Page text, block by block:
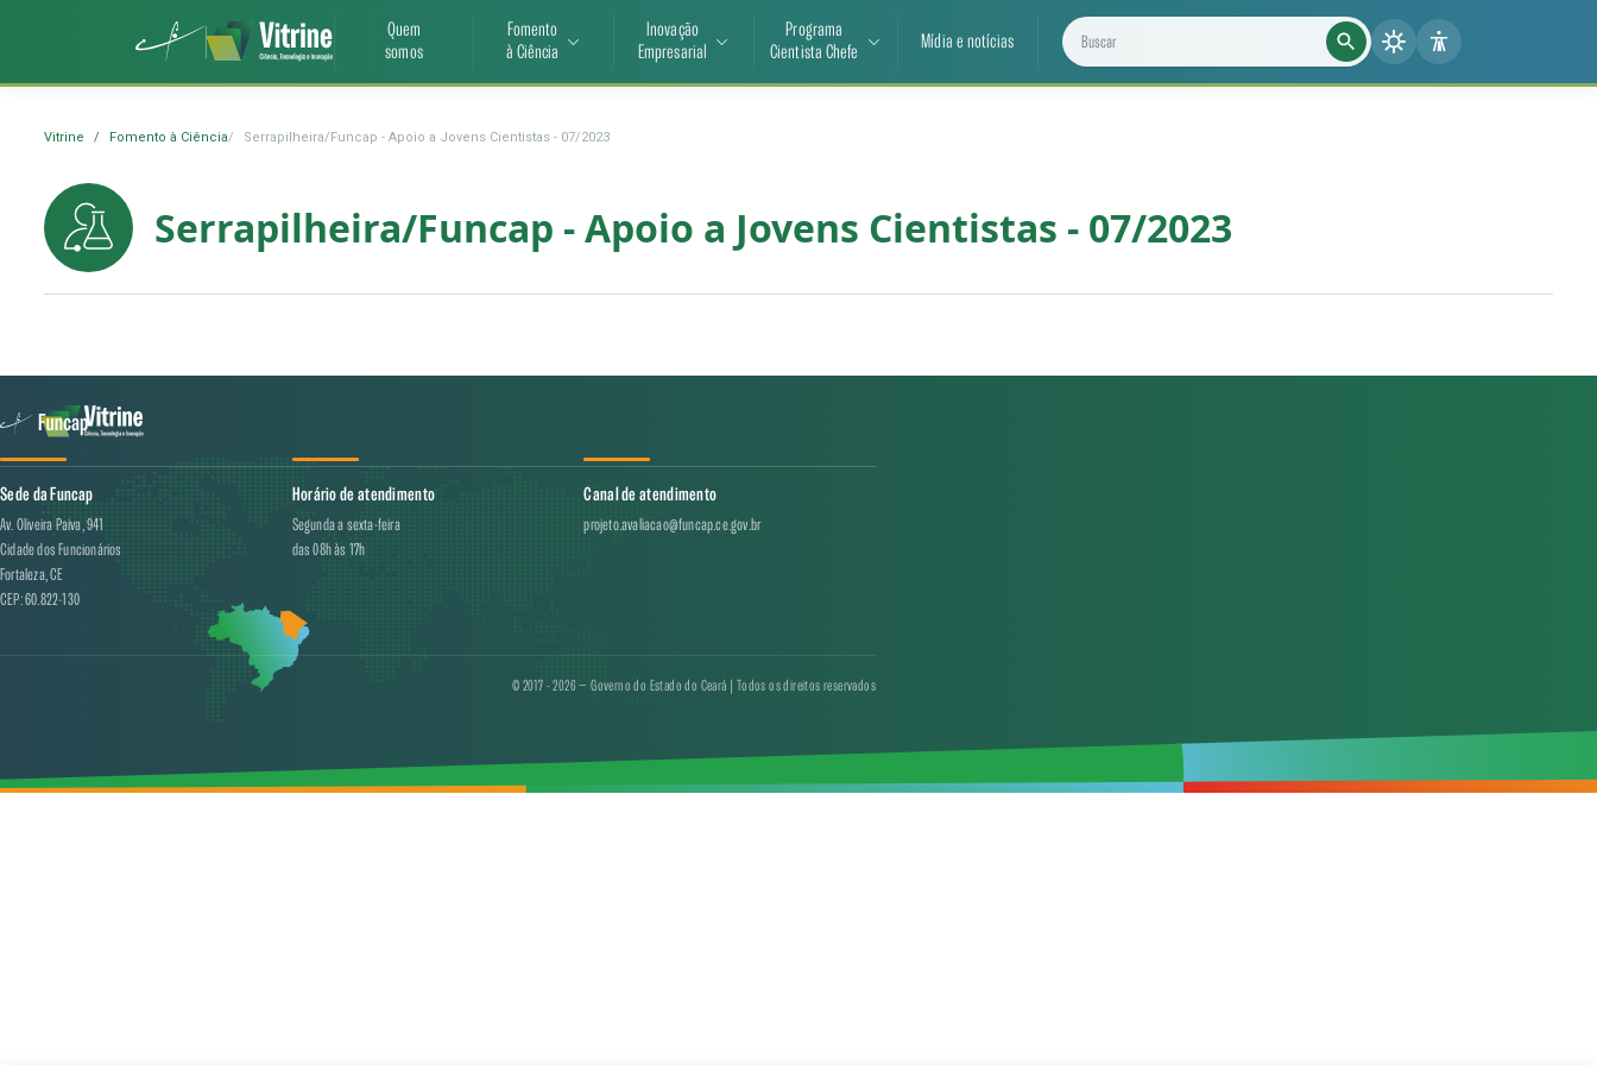
Quem
somos
Fomento
à Ciência
Inovação
Empresarial
Programa
Cientista Chefe
Mídia e notícias Buscar projetos, notícias e cientistas
Vitrine Fomento à Ciência Serrapilheira/Funcap - Apoio a Jovens Cientistas - 07/2023
Serrapilheira/Funcap - Apoio a Jovens Cientistas - 07/2023
Sede da Funcap
Av. Oliveira Paiva, 941
Cidade dos Funcionários
Fortaleza, CE
CEP: 60.822-130
Horário de atendimento
Segunda a sexta-feira
das 08h às 17h
Canal de atendimento
projeto.avaliacao@funcap.ce.gov.br
© 2017 - 2026 — Governo do Estado do Ceará | Todos os direitos reservados